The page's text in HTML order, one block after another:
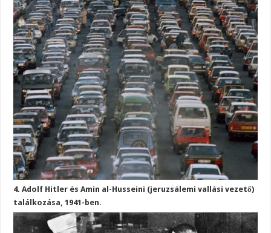
4. Adolf Hitler és Amin al-Husseini (jeruzsálemi vallási vezető)
találkozása, 1941-ben.